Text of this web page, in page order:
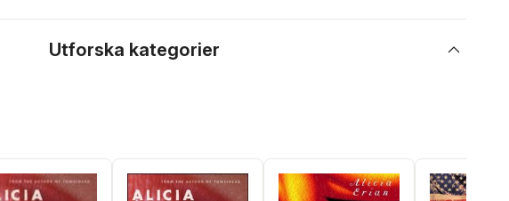
Utforska kategorier